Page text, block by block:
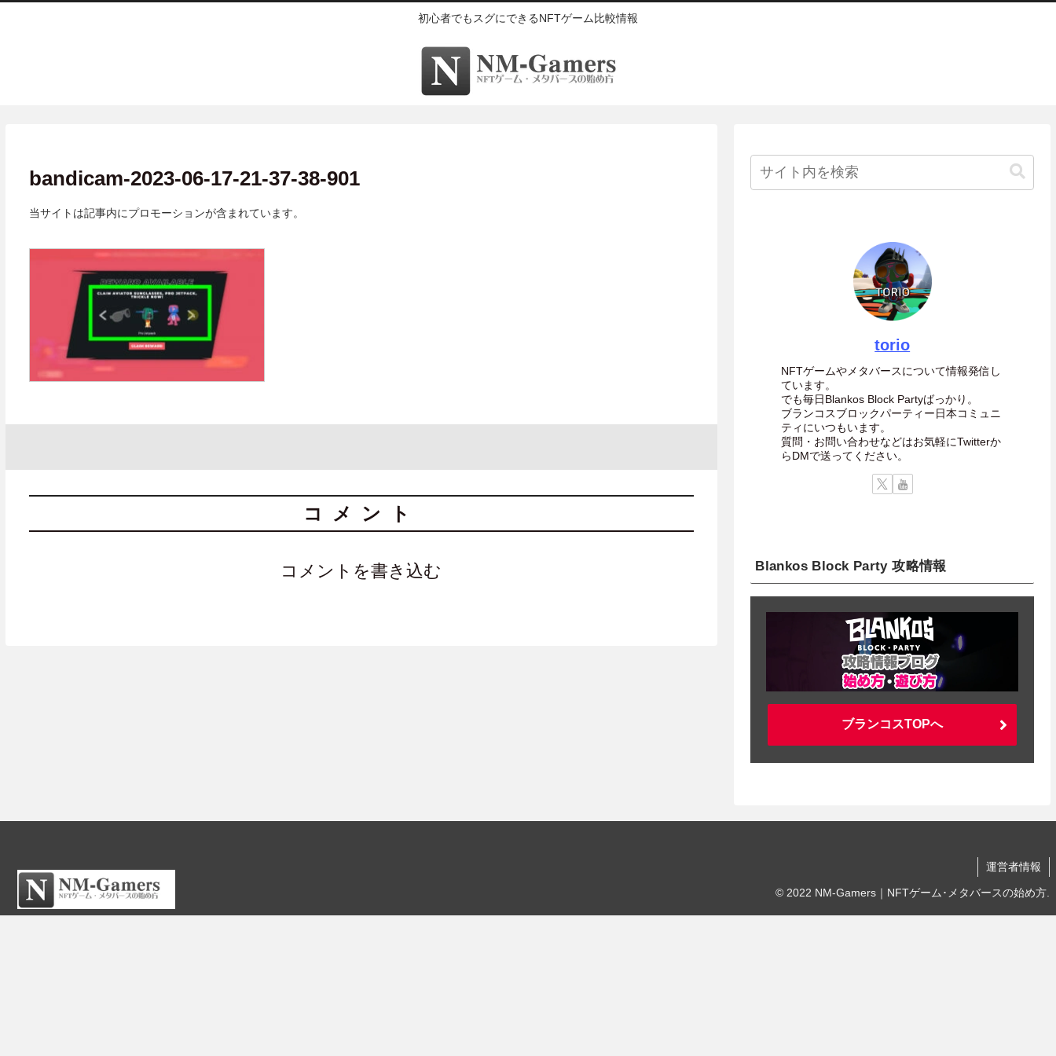
初心者でもスグにできるNFTゲーム比較情報
bandicam-2023-06-17-21-37-38-901
当サイトは記事内にプロモーションが含まれています。
コメント
コメントを書き込む
torio
NFTゲームやメタバースについて情報発信し
ています。
でも毎日Blankos Block Partyばっかり。
ブランコスブロックパーティー日本コミュニ
ティにいつもいます。
質問・お問い合わせなどはお気軽にTwitterか
らDMで送ってください。
Blankos Block Party 攻略情報
ブランコスTOPへ
運営者情報
© 2022 NM-Gamers｜NFTゲーム･メタバースの始め方.